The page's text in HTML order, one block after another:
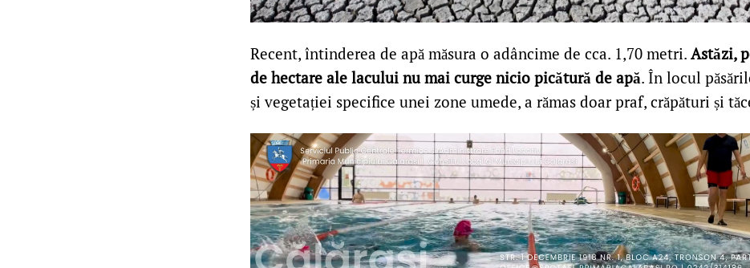
Recent, întinderea de apă măsura o adâncime de cca. 1,70 metri. Astăzi,
de hectare ale lacului nu mai curge nicio picătură de apă. În locul
și vegetației specifice unei zone umede, a rămas doar praf, crăpături și